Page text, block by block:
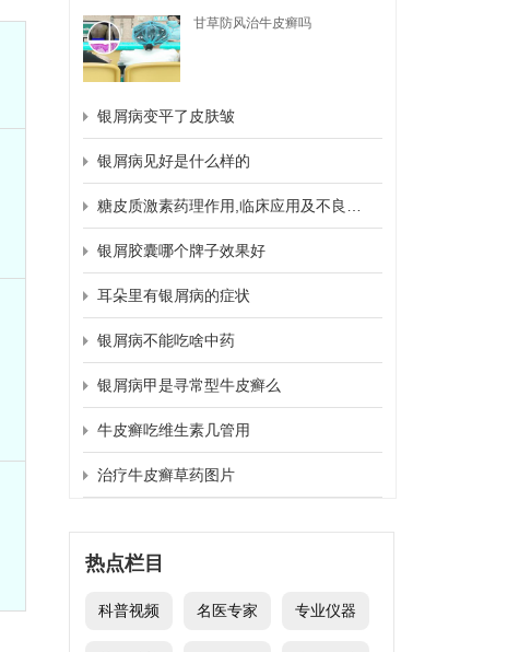
甘草防风治牛皮癣吗
银屑病变平了皮肤皱
银屑病见好是什么样的
银屑胶囊哪个牌子效果好
耳朵里有银屑病的症状
银屑病不能吃啥中药
银屑病甲是寻常型牛皮癣么
牛皮癣吃维生素几管用
治疗牛皮癣草药图片
热点栏目
科普视频 名医专家 专业仪器